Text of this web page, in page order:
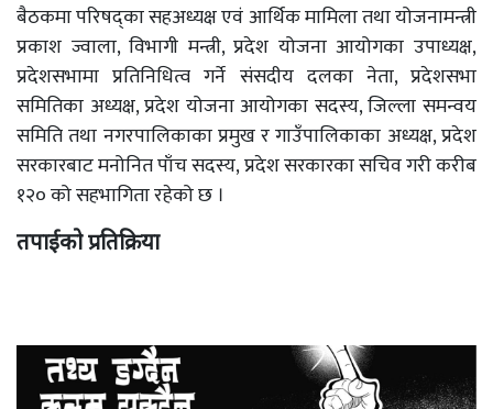
बैठकमा परिषद्का सहअध्यक्ष एवं आर्थिक मामिला तथा योजनामन्त्री
प्रकाश ज्वाला, विभागी मन्त्री, प्रदेश योजना आयोगका उपाध्यक्ष,
प्रदेशसभामा प्रतिनिधित्व गर्ने संसदीय दलका नेता, प्रदेशसभा
समितिका अध्यक्ष, प्रदेश योजना आयोगका सदस्य, जिल्ला समन्वय
समिति तथा नगरपालिकाका प्रमुख र गाउँपालिकाका अध्यक्ष, प्रदेश
सरकारबाट मनोनित पाँच सदस्य, प्रदेश सरकारका सचिव गरी करीब
१२० को सहभागिता रहेको छ ।
तपाईको प्रतिक्रिया